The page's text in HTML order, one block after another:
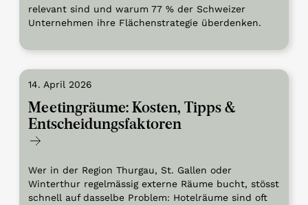
relevant sind und warum 77 % der Schweizer
Unternehmen ihre Flächenstrategie überdenken.
14. April 2026
Meetingräume: Kosten, Tipps &
Entscheidungsfaktoren
Wer in der Region Thurgau, St. Gallen oder
Winterthur regelmässig externe Räume bucht, stösst
schnell auf dasselbe Problem: Hotelräume sind oft